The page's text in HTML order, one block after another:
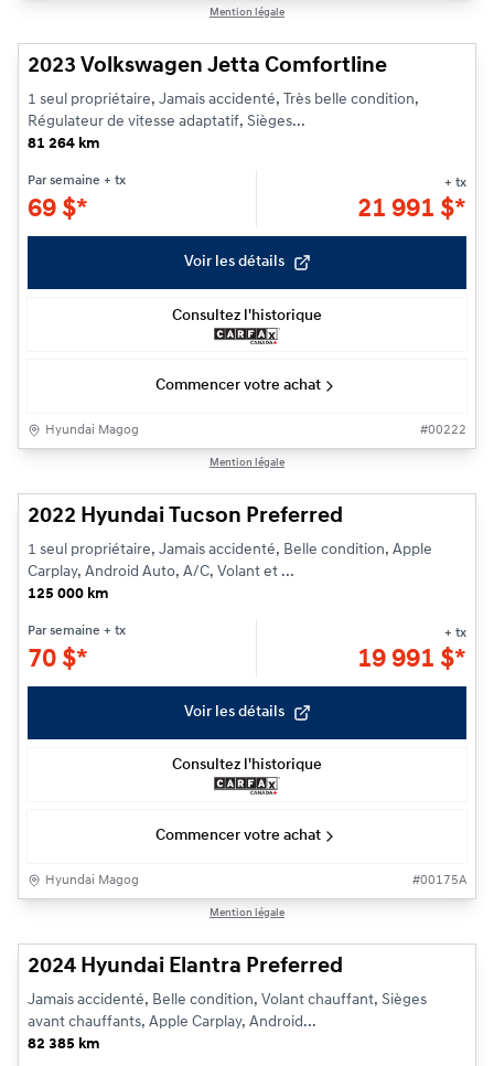
Mention légale
2023 Volkswagen Jetta Comfortline
1 seul propriétaire, Jamais accidenté, Très belle condition,
Régulateur de vitesse adaptatif, Sièges...
81 264 km
Par semaine + tx
69 $*
+ tx
21 991 $*
Voir les détails
Consultez l'historique
Commencer votre achat
Hyundai Magog #00222
Mention légale
2022 Hyundai Tucson Preferred
1 seul propriétaire, Jamais accidenté, Belle condition, Apple
Carplay, Android Auto, A/C, Volant et ...
125 000 km
Par semaine + tx
70 $*
+ tx
19 991 $*
Voir les détails
Consultez l'historique
Commencer votre achat
Hyundai Magog #00175A
Mention légale
2024 Hyundai Elantra Preferred
Jamais accidenté, Belle condition, Volant chauffant, Sièges
avant chauffants, Apple Carplay, Android...
82 385 km